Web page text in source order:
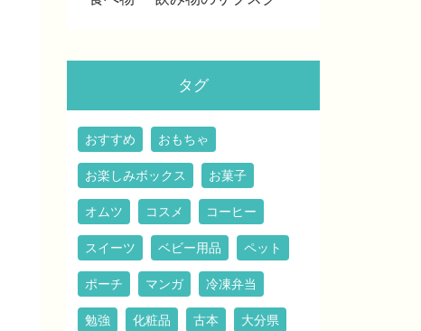
タグ
おすすめ おもちゃ
お楽しみボックス お菓子
オムツ コスメ コーヒー
スイーツ ベビー用品 ペット
ポーチ マンガ 冷凍弁当
勉強 化粧品 古本 大分県